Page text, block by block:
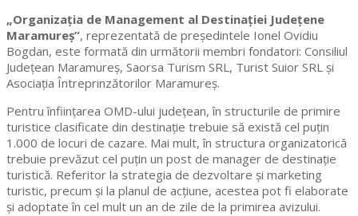
„Organizația de Management al Destinației Județene
Maramureș”, reprezentată de președintele Ionel Ovidiu
Bogdan, este formată din următorii membri fondatori: Consiliul
Județean Maramureș, Saorsa Turism SRL, Turist Suior SRL și
Asociația Întreprinzătorilor Maramureș.
Pentru înființarea OMD-ului județean, în structurile de primire
turistice clasificate din destinație trebuie să există cel puțin
1.000 de locuri de cazare. Mai mult, în structura organizatorică
trebuie prevăzut cel puțin un post de manager de destinație
turistică. Referitor la strategia de dezvoltare și marketing
turistic, precum și la planul de acțiune, acestea pot fi elaborate
și adoptate în cel mult un an de zile de la primirea avizului.